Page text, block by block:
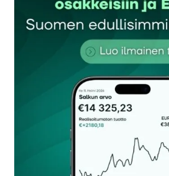
Sähköpostiosoitettasi ei julkaista.
kentät on merkitty*
Kommentti*
Nimesi tai nimimerkkisi